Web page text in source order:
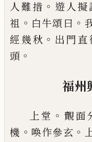
人難措 。 遊人擬
祖 。 白牛頌 曰 。
經幾秋 。 出門直
頭 。
福州
上堂 。 覿面
機 。 喚作參玄 。